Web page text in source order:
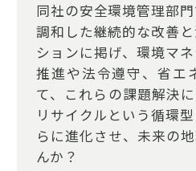
同社の安全環境管理部
調和した継続的な改善
ションに掲げ、環境マ
推進や法令遵守、省エ
て、これらの課題解決
リサイクルという循環
らに進化させ、未来の
んか？